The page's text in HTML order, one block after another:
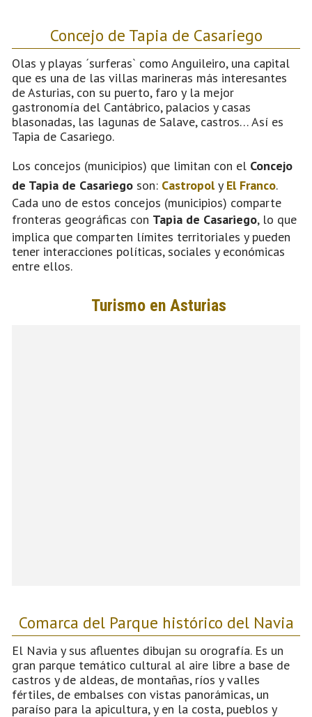
Concejo de Tapia de Casariego
Olas y playas ´surferas` como Anguileiro, una capital
que es una de las villas marineras más interesantes
de Asturias, con su puerto, faro y la mejor
gastronomía del Cantábrico, palacios y casas
blasonadas, las lagunas de Salave, castros… Así es
Tapia de Casariego.
Los concejos (municipios) que limitan con el Concejo
de Tapia de Casariego son: Castropoly El Franco.
Cada uno de estos concejos (municipios) comparte
fronteras geográficas con Tapia de Casariego, lo que
implica que comparten límites territoriales y pueden
tener interacciones políticas, sociales y económicas
entre ellos.
Comarca del Parque histórico del Navia
El Navia y sus afluentes dibujan su orografía. Es un
gran parque temático cultural al aire libre a base de
castros y de aldeas, de montañas, ríos y valles
fértiles, de embalses con vistas panorámicas, un
paraíso para la apicultura, y en la costa, pueblos y